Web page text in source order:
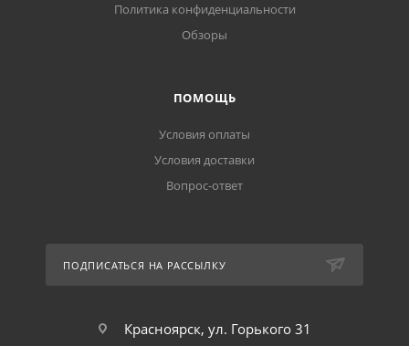
Политика конфиденциальности
Обзоры
ПОМОЩЬ
Условия оплаты
Условия доставки
Вопрос-ответ
ПОДПИСАТЬСЯ НА РАССЫЛКУ
Красноярск, ул. Горького 31